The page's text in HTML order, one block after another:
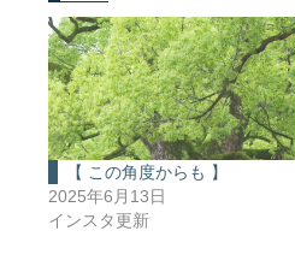
【 この角度からも 】
2025年6月13日
インスタ更新